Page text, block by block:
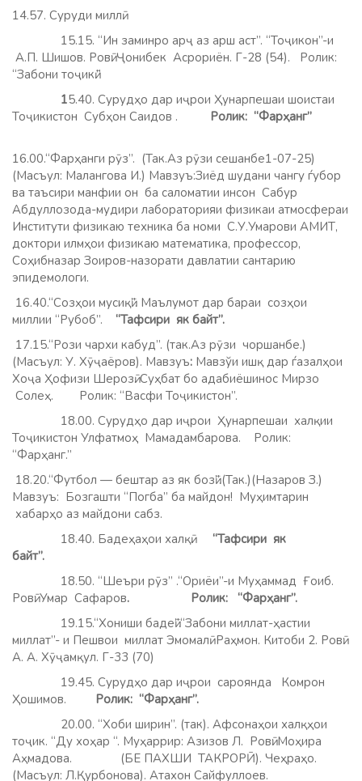
14.57. Суруди миллӣ.
15.15. “Ин заминро арҷ аз арш аст”. “Тоҷикон”-и
А.П. Шишов. Ровӣ: Ҷонибек Асрориён. Г-28 (54). Ролик:
“Забони тоҷикӣ.”
15.40. Сурудҳо дар иҷрои Ҳунарпешаи шоистаи
Тоҷикистон Субҳон Саидов .
Ролик: “Фарҳанг”
16.00.“Фарҳанги рӯз”. (Так.Аз рӯзи сешанбе1-07-25)
(Масъул: Малангова И.) Мавзуъ:Зиёд шудани чангу ѓубор
ва таъсири манфии он ба саломатии инсон Сабур
Абдуллозода-мудири лабораторияи физикаи атмосфераи
Институти физикаю техника ба номи С.У.Умарови АМИТ,
доктори илмҳои физикаю математика, профессор,
Соҳибназар Зоиров-назорати давлатии сантарию
эпидемологи.
16.40.“Созҳои мусиқӣ”. Маълумот дар бараи созҳои
миллии “Рубоб”. “Тафсири як байт”.
17.15.“Рози чархи кабуд”. (так.Аз рӯзи чоршанбе.)
(Масъул: У. Хӯҷаёров). Мавзуъ: Мавзўи ишқ дар ѓазалҳои
Хоҷа Ҳофизи Шерозӣ. Суҳбат бо адабиёшинос Мирзо
Солеҳ.
Ролик: “Васфи Тоҷикистон”.
18.00. Сурудҳо дар иҷрои Ҳунарпешаи халқии
Тоҷикистон Улфатмоҳ Мамадамбарова. Ролик:
“Фарҳанг.”
18.20.“Футбол — бештар аз як бозӣ”.(Так.)(Назаров З.)
Мавзуъ: Бозгашти “Погба” ба майдон! Муҳимтарин
хабарҳо аз майдони сабз.
18.40. Бадеҳаҳои халқӣ. “Тафсири як
байт”.
18.50. “Шеъри рӯз” .“Ориёи”-и Муҳаммад Ғоиб.
Ровӣ: Умар Сафаров. Ролик: “Фарҳанг”.
19.15.“Хониши бадеӣ”.“Забони миллат-ҳастии
миллат”- и Пешвои миллат Эмомалӣ Раҳмон. Китоби 2. Ровӣ:
А. А. Хӯҷамқул. Г-33 (70)
19.45. Сурудҳо дар иҷрои сароянда Комрон
Ҳошимов. Ролик: “Фарҳанг”.
20.00. “Хоби ширин”. (так). Афсонаҳои халқҳои
тоҷик. “Ду хоҳар “. Муҳаррир: Азизов Л. Ровӣ: Моҳира
Аҳмадова. (БЕ ПАХШИ ТАКРОРӢ). Чеҳраҳо.
(Масъул: Л.Қурбонова). Атахон Сайфуллоев.